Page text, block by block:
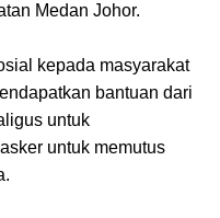
Medan Johor.
kepada masyarakat
bantuan dari
untuk
untuk memutus